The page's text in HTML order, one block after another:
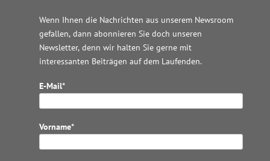
Wenn Ihnen die Nachrichten aus unserem Newsroom
gefallen, dann abonnieren Sie doch unseren
Newsletter, denn wir halten Sie gerne mit
interessanten Beiträgen auf dem Laufenden.
E-Mail*
Vorname*